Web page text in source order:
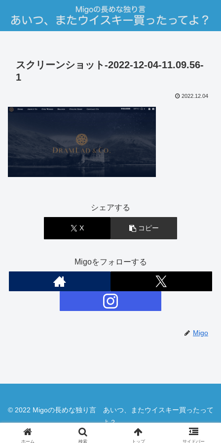
スクリーンショット-2022-12-04-11.09.56-
1
2022.12.04
シェアする
X コピー
Migoをフォローする
Migo
© 2022 Migoの長めな独り言 あいつ、またウイスキー買ったって
よ？.
ホーム 検索 トップ サイドバー